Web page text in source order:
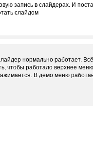
запись в слайдерах. И
слайдом
нормально работает.
чтобы работало верхнее
В демо меню